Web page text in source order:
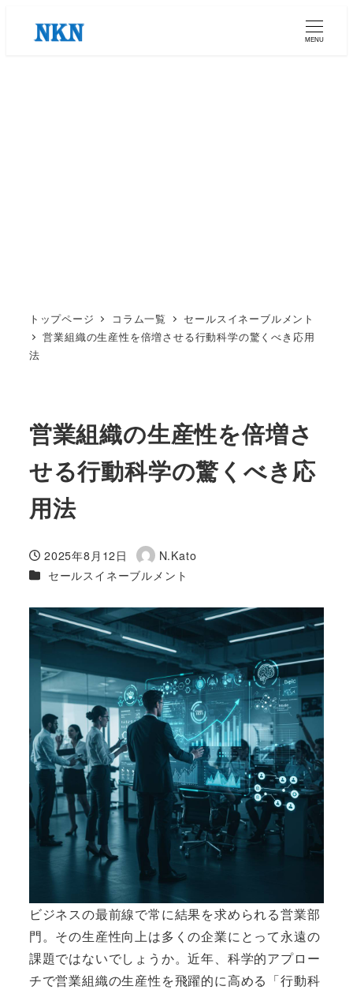
MENU
トップページ コラム一覧
セールスイネーブルメント
営業組織の生産性を倍増させる行動科学の驚くべき応用
法
営業組織の生産性を倍増さ
せる行動科学の驚くべき応
用法
投稿日
2025年8月12日
著
者
N.Kato
カテゴリー
セールスイネーブルメント
ビジネスの最前線で常に結果を求められる営業部
門。その生産性向上は多くの企業にとって永遠の
課題ではないでしょうか。近年、科学的アプロー
チで営業組織の生産性を飛躍的に高める「行動科